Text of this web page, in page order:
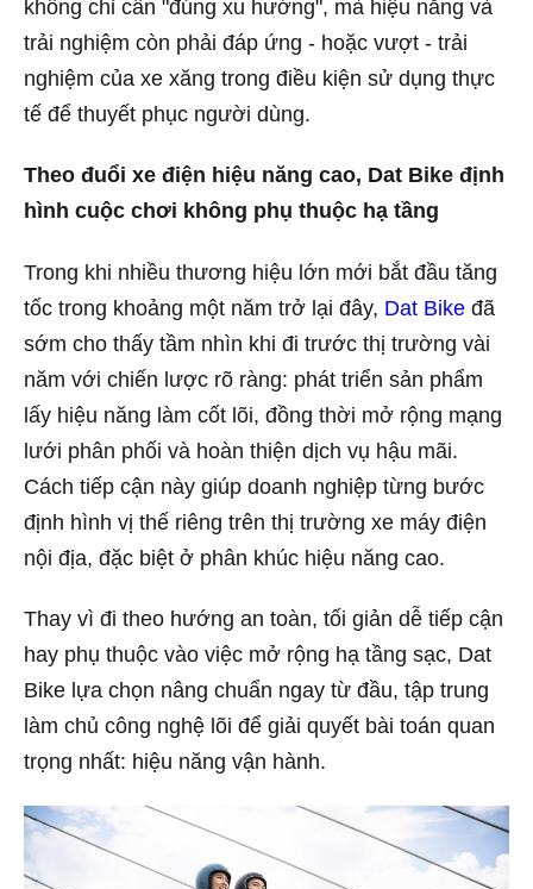
không chỉ cần "đúng xu hướng", mà hiệu năng và
trải nghiệm còn phải đáp ứng - hoặc vượt - trải
nghiệm của xe xăng trong điều kiện sử dụng thực
tế để thuyết phục người dùng.
Theo đuổi xe điện hiệu năng cao, Dat Bike định
hình cuộc chơi không phụ thuộc hạ tầng
Trong khi nhiều thương hiệu lớn mới bắt đầu tăng
tốc trong khoảng một năm trở lại đây, Dat Bike đã
sớm cho thấy tầm nhìn khi đi trước thị trường vài
năm với chiến lược rõ ràng: phát triển sản phẩm
lấy hiệu năng làm cốt lõi, đồng thời mở rộng mạng
lưới phân phối và hoàn thiện dịch vụ hậu mãi.
Cách tiếp cận này giúp doanh nghiệp từng bước
định hình vị thế riêng trên thị trường xe máy điện
nội địa, đặc biệt ở phân khúc hiệu năng cao.
Thay vì đi theo hướng an toàn, tối giản dễ tiếp cận
hay phụ thuộc vào việc mở rộng hạ tầng sạc, Dat
Bike lựa chọn nâng chuẩn ngay từ đầu, tập trung
làm chủ công nghệ lõi để giải quyết bài toán quan
trọng nhất: hiệu năng vận hành.